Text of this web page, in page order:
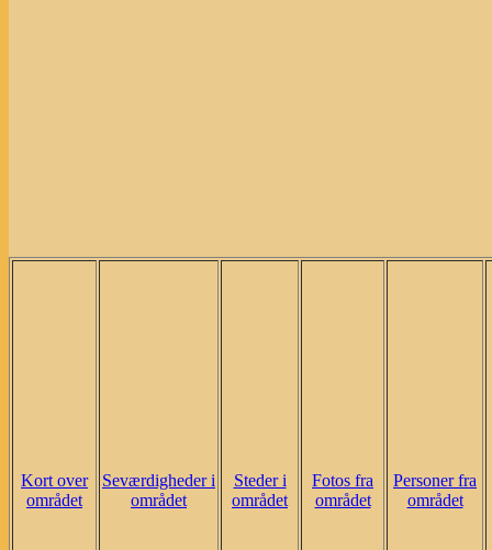
Kort over
området
Seværdigheder i
området
Steder i
området
Fotos fra
området
Personer fra
området